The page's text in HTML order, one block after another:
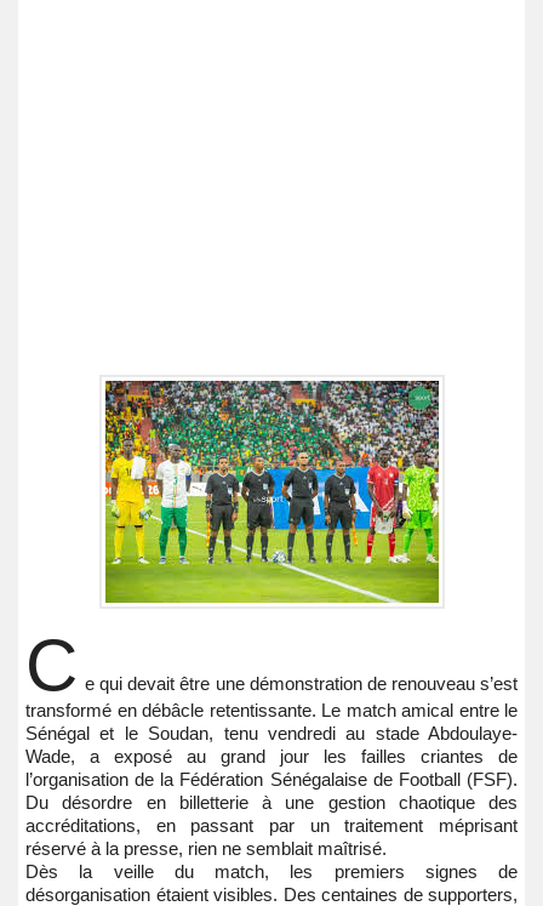
C e qui devait être une démonstration de renouveau s’est
transformé en débâcle retentissante. Le match amical entre le
Sénégal et le Soudan, tenu vendredi au stade Abdoulaye-
Wade, a exposé au grand jour les failles criantes de
l’organisation de la Fédération Sénégalaise de Football (FSF).
Du désordre en billetterie à une gestion chaotique des
accréditations, en passant par un traitement méprisant
réservé à la presse, rien ne semblait maîtrisé.
Dès la veille du match, les premiers signes de
désorganisation étaient visibles. Des centaines de supporters,